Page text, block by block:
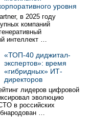
уровня
в 2025 году
компаний
интеллект …
«ТОП-40 диджитал-
экспертов»: время
«гибридных» ИТ-
директоров
лидеров цифровой
эволюцию
в российских
…